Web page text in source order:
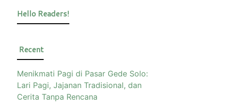
Hello Readers!
Recent
Menikmati Pagi di Pasar Gede Solo:
Lari Pagi, Jajanan Tradisional, dan
Cerita Tanpa Rencana